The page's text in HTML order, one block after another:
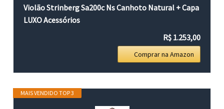
Violão Strinberg Sa200c Ns Canhoto Natural + Capa
LUXO Acessórios
R$ 1.253,00
Comprar na Amazon
MAIS VENDIDO TOP 3